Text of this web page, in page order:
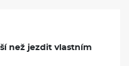
než jezdit vlastním